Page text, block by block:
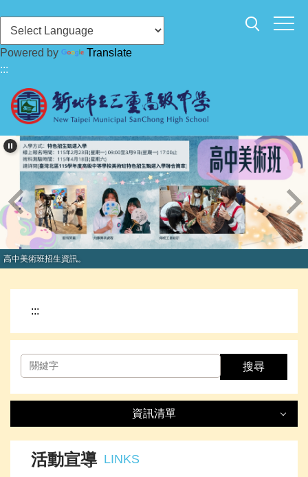
到
主
要
內
容
區
Powered by
Translate
:::
高中美術班招生資訊。
:::
搜尋
資訊清單
資訊清單 LIST
活動宣導 LINKS